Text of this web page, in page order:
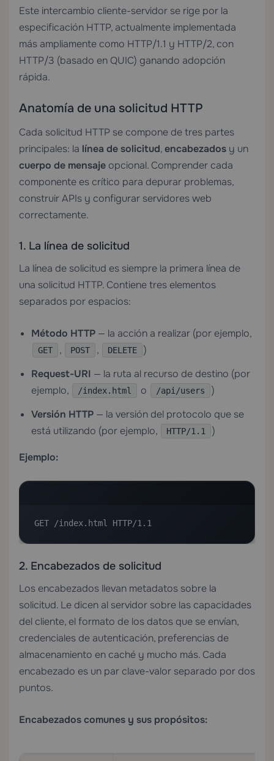
Este intercambio cliente-servidor se rige por la
especificación HTTP, actualmente implementada
más ampliamente como HTTP/1.1 y HTTP/2, con
HTTP/3 (basado en QUIC) ganando adopción
rápida.
Anatomía de una solicitud HTTP
Cada solicitud HTTP se compone de tres partes
principales: la línea de solicitud,encabezados y un
cuerpo de mensaje opcional. Comprender cada
componente es crítico para depurar problemas,
construir APIs y configurar servidores web
correctamente.
1. La línea de solicitud
La línea de solicitud es siempre la primera línea de
una solicitud HTTP. Contiene tres elementos
separados por espacios:
Método HTTP — la acción a realizar (por ejemplo,
GET , POST , DELETE
)
Request-URI — la ruta al recurso de destino (por
ejemplo,
/index.html o /api/users
)
Versión HTTP — la versión del protocolo que se
está utilizando (por ejemplo,
HTTP/1.1 )
Ejemplo:
GET /index.html HTTP/1.1
2. Encabezados de solicitud
Los encabezados llevan metadatos sobre la
solicitud. Le dicen al servidor sobre las capacidades
del cliente, el formato de los datos que se envían,
credenciales de autenticación, preferencias de
almacenamiento en caché y mucho más. Cada
encabezado es un par clave-valor separado por dos
puntos.
Encabezados comunes y sus propósitos: